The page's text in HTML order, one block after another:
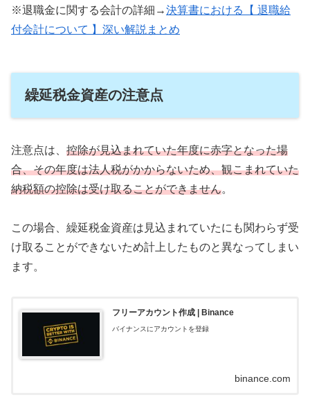
※退職金に関する会計の詳細→決算書における【 退職給
付会計について 】深い解説まとめ
繰延税金資産の注意点
注意点は、 控除が見込まれていた年度に赤字となった場
合、その年度は法人税がかからないため、観こまれていた
納税額の控除は受け取ることができません。
この場合、繰延税金資産は見込まれていたにも関わらず受
け取ることができないため計上したものと異なってしまい
ます。
フリーアカウント作成 | Binance
バイナンスにアカウントを登録
binance.com